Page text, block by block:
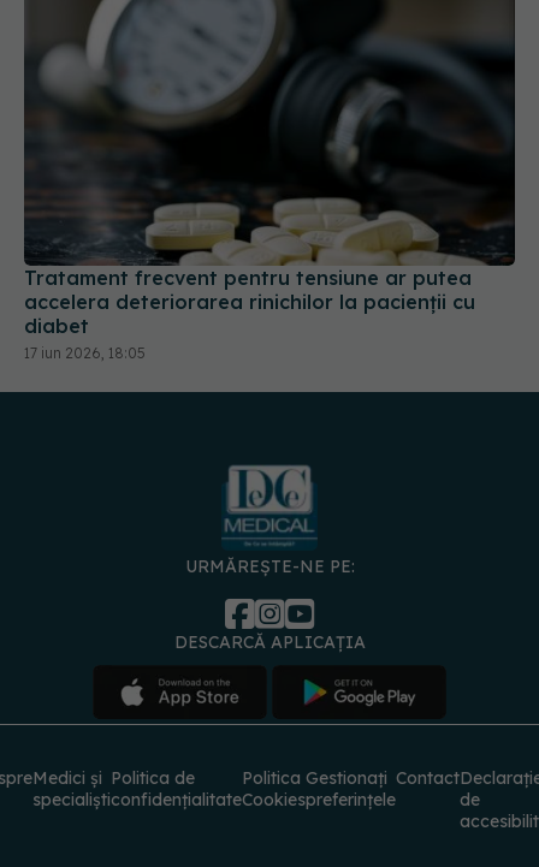
Tratament frecvent pentru tensiune ar putea
accelera deteriorarea rinichilor la pacienții cu
diabet
17 iun 2026, 18:05
URMĂREȘTE-NE PE:
DESCARCĂ APLICAȚIA
Medici și
specialiști
Politica de
confidențialitate
Politica
Cookies
Gestionați
preferințele
Contact
de